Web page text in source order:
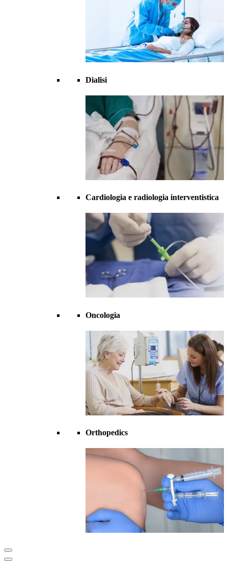
Dialisi
Cardiologia e radiologia interventistica
Oncologia
Orthopedics